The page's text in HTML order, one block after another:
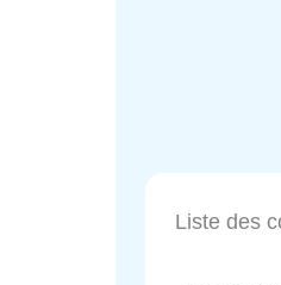
Liste des